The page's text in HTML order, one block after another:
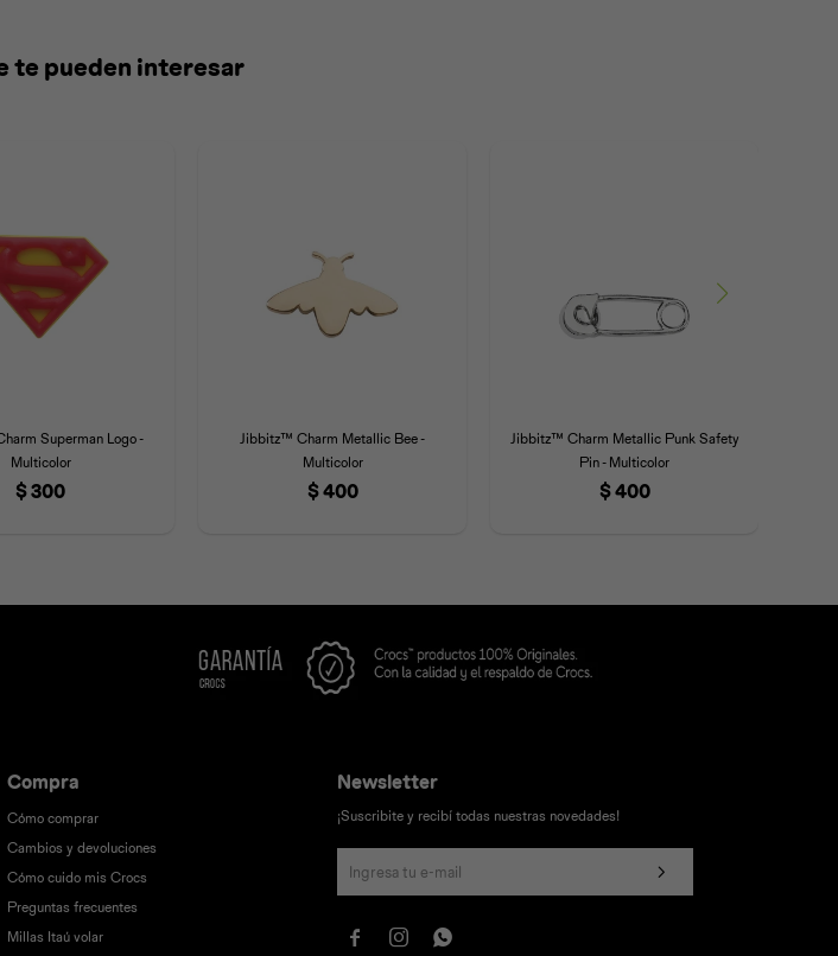
te pueden interesar
Superman Logo -
Multicolor
$300
Jibbitz™ Charm Metallic Bee -
Multicolor
$400
Jibbitz™ Charm Metallic Punk Safety
Pin - Multicolor
$400
Compra
Cómo comprar
Cambios y devoluciones
Cómo cuido mis Crocs
Preguntas frecuentes
Millas Itaú volar
Newsletter
¡Suscribite y recibí todas nuestras novedades!
  